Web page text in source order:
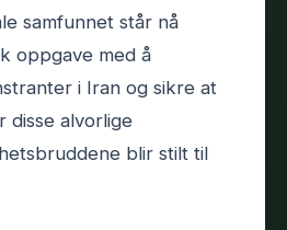
samfunnet står nå
oppgave med å
i Iran og sikre at
disse alvorlige
blir stilt til